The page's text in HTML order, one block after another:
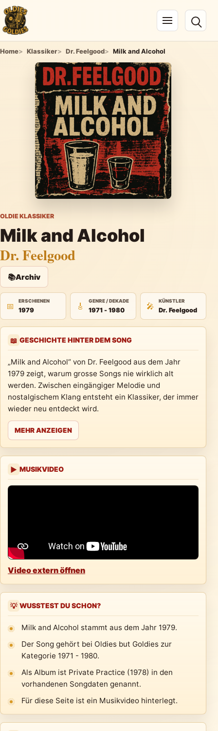
Navigation öffnen
Home Klassiker Dr. Feelgood Milk and Alcohol
OLDIE KLASSIKER
Milk and Alcohol
Dr. Feelgood
📚Archiv
📅
ERSCHIENEN
1979 🎸
GENRE / DEKADE
1971 - 1980 🎤
KÜNSTLER
Dr. Feelgood
📖 GESCHICHTE HINTER DEM SONG
„Milk and Alcohol“ von Dr. Feelgood aus dem Jahr
1979 zeigt, warum grosse Songs nie wirklich alt
werden. Zwischen eingängiger Melodie und
nostalgischem Klang entsteht ein Klassiker, der immer
wieder neu entdeckt wird.
MEHR ANZEIGEN
▶ MUSIKVIDEO
Video extern öffnen
💡 WUSSTEST DU SCHON?
Milk and Alcohol stammt aus dem Jahr 1979.
Der Song gehört bei Oldies but Goldies zur
Kategorie 1971 - 1980.
Als Album ist Private Practice (1978) in den
vorhandenen Songdaten genannt.
Für diese Seite ist ein Musikvideo hinterlegt.